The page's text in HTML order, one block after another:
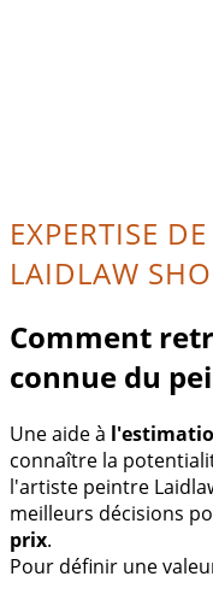
EXPERTISE
LAIDLAW
Comment
connue du
Une aide à
connaître la
l'artiste peintre
meilleurs décisions
prix.
Pour définir une